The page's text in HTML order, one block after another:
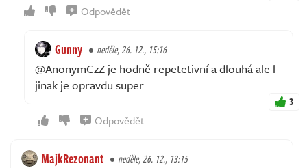
Odpovědět
Gunny neděle, 26. 12., 15:16
@AnonymCzZ je hodně repetetivní a dlouhá ale l
jinak je opravdu super
3
Odpovědět
MajkRezonant neděle, 26. 12., 13:15